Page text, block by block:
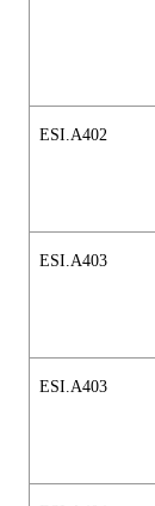
ESI.A402
ESI.A403
ESI.A403